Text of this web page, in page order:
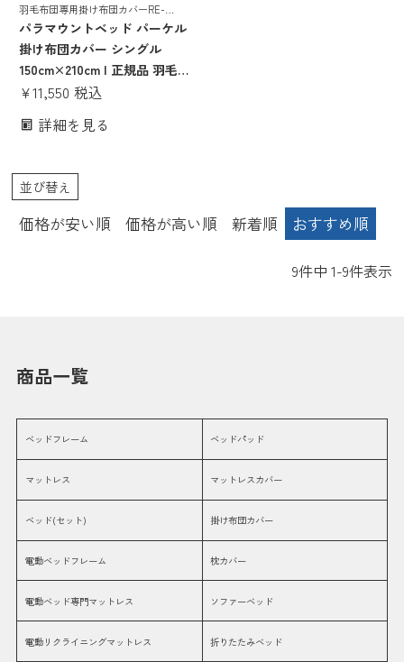
羽毛布団専用掛け布団カバーRE-
ZF80SIVRE-ZF80SPIRE-ZF80SBE
パラマウントベッド パーケル
掛け布団カバー シングル
150cm×210cm | 正規品 羽毛布
団カバー 掛け布団カバー シン
ZF80SPI RE-ZF80SBE 掛け布
本製
¥11,550 税込
詳細を見る
並び替え
価格が安い順 価格が高い順 新着順 おすすめ順
9件中 1-9件表示
商品一覧
ベッドフレーム
マットレス
ベッド(セット)
電動ベッドフレーム
電動ベッド専門マットレス
電動リクライニングマットレス
ベッドパッド
マットレスカバー
掛け布団カバー
枕カバー
ソファーベッド
折りたたみベッド